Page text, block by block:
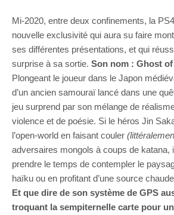
Mi-2020, entre deux confinements, la
nouvelle exclusivité qui aura su faire
ses différentes présentations, et qui
surprise à sa sortie. Son nom : Ghost
Plongeant le joueur dans le Japon
d’un ancien samouraï lancé dans une
jeu surprend par son mélange de
violence et de poésie. Si le héros Jin
l’open-world en faisant couler
adversaires mongols à coups de katana,
prendre le temps de contempler le
haïku ou en profitant d’une source
Et que dire de son système de GPS
troquant la sempiternelle carte pour